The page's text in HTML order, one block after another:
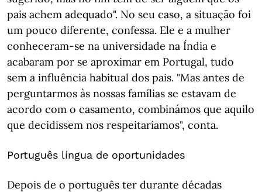
pais achem adequado". No seu caso, a situação foi
um pouco diferente, confessa. Ele e a mulher
conheceram-se na universidade na Índia e
acabaram por se aproximar em Portugal, tudo
sem a influência habitual dos pais. "Mas antes de
perguntarmos às nossas famílias se estavam de
acordo com o casamento, combinámos que aquilo
que decidissem nos respeitaríamos", conta.
Português língua de oportunidades
Depois de o português ter durante décadas